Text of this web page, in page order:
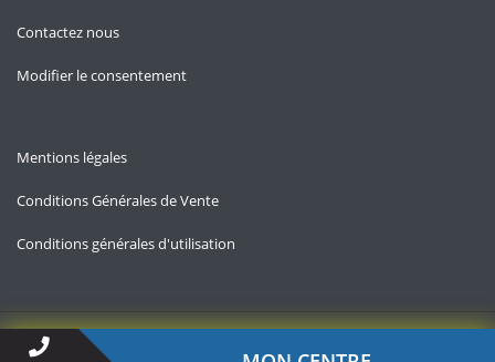
Contactez nous
Modifier le consentement
Mentions légales
Conditions Générales de Vente
Conditions générales d'utilisation
Copyright © 2026 — Allo-chomage.fr